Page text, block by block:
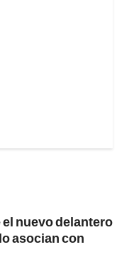
el nuevo delantero
asocian con